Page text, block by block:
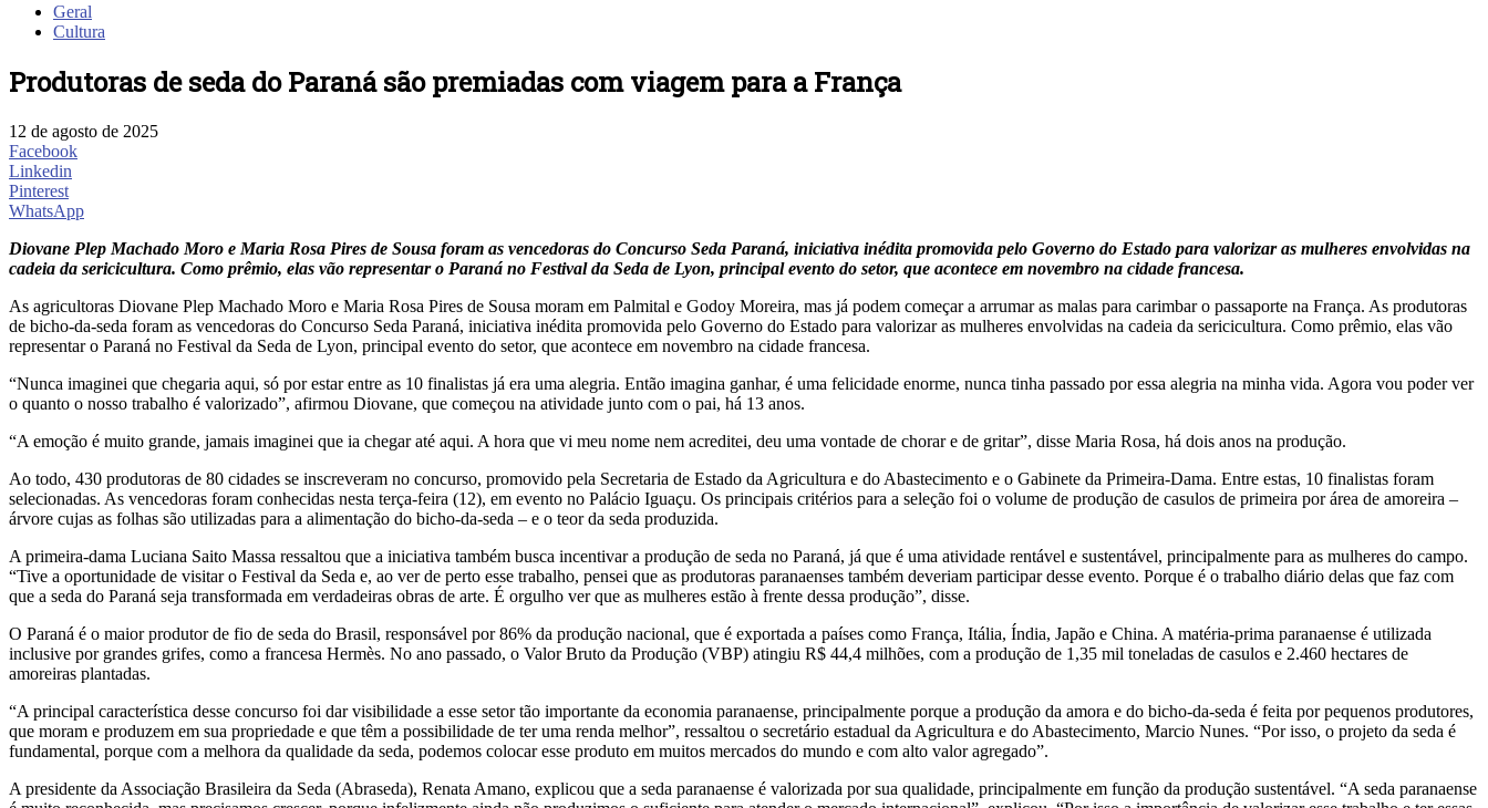
Geral
Cultura
Produtoras de seda do Paraná são premiadas com viagem para a França
12 de agosto de 2025
Facebook
Linkedin
Pinterest
WhatsApp
Diovane Plep Machado Moro e Maria Rosa Pires de Sousa foram as vencedoras do Concurso Seda Paraná, iniciativa inédita promovida pelo Governo do Estado para valorizar as mulheres envolvidas na
cadeia da sericicultura. Como prêmio, elas vão representar o Paraná no Festival da Seda de Lyon, principal evento do setor, que acontece em novembro na cidade francesa.
As agricultoras Diovane Plep Machado Moro e Maria Rosa Pires de Sousa moram em Palmital e Godoy Moreira, mas já podem começar a arrumar as malas para carimbar o passaporte na França. As produtoras
de bicho-da-seda foram as vencedoras do Concurso Seda Paraná, iniciativa inédita promovida pelo Governo do Estado para valorizar as mulheres envolvidas na cadeia da sericicultura. Como prêmio, elas vão
representar o Paraná no Festival da Seda de Lyon, principal evento do setor, que acontece em novembro na cidade francesa.
“Nunca imaginei que chegaria aqui, só por estar entre as 10 finalistas já era uma alegria. Então imagina ganhar, é uma felicidade enorme, nunca tinha passado por essa alegria na minha vida. Agora vou poder ver
o quanto o nosso trabalho é valorizado”, afirmou Diovane, que começou na atividade junto com o pai, há 13 anos.
“A emoção é muito grande, jamais imaginei que ia chegar até aqui. A hora que vi meu nome nem acreditei, deu uma vontade de chorar e de gritar”, disse Maria Rosa, há dois anos na produção.
Ao todo, 430 produtoras de 80 cidades se inscreveram no concurso, promovido pela Secretaria de Estado da Agricultura e do Abastecimento e o Gabinete da Primeira-Dama. Entre estas, 10 finalistas foram
selecionadas. As vencedoras foram conhecidas nesta terça-feira (12), em evento no Palácio Iguaçu. Os principais critérios para a seleção foi o volume de produção de casulos de primeira por área de amoreira –
árvore cujas as folhas são utilizadas para a alimentação do bicho-da-seda – e o teor da seda produzida.
A primeira-dama Luciana Saito Massa ressaltou que a iniciativa também busca incentivar a produção de seda no Paraná, já que é uma atividade rentável e sustentável, principalmente para as mulheres do campo.
“Tive a oportunidade de visitar o Festival da Seda e, ao ver de perto esse trabalho, pensei que as produtoras paranaenses também deveriam participar desse evento. Porque é o trabalho diário delas que faz com
que a seda do Paraná seja transformada em verdadeiras obras de arte. É orgulho ver que as mulheres estão à frente dessa produção”, disse.
O Paraná é o maior produtor de fio de seda do Brasil, responsável por 86% da produção nacional, que é exportada a países como França, Itália, Índia, Japão e China. A matéria-prima paranaense é utilizada
inclusive por grandes grifes, como a francesa Hermès. No ano passado, o Valor Bruto da Produção (VBP) atingiu R$ 44,4 milhões, com a produção de 1,35 mil toneladas de casulos e 2.460 hectares de
amoreiras plantadas.
“A principal característica desse concurso foi dar visibilidade a esse setor tão importante da economia paranaense, principalmente porque a produção da amora e do bicho-da-seda é feita por pequenos produtores,
que moram e produzem em sua propriedade e que têm a possibilidade de ter uma renda melhor”, ressaltou o secretário estadual da Agricultura e do Abastecimento, Marcio Nunes. “Por isso, o projeto da seda é
fundamental, porque com a melhora da qualidade da seda, podemos colocar esse produto em muitos mercados do mundo e com alto valor agregado”.
A presidente da Associação Brasileira da Seda (Abraseda), Renata Amano, explicou que a seda paranaense é valorizada por sua qualidade, principalmente em função da produção sustentável. “A seda paranaense